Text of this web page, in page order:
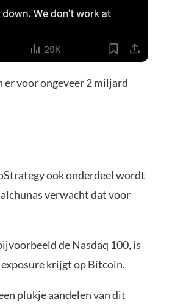
er voor ongeveer 2 miljard
ook onderdeel wordt
verwacht dat voor
de Nasdaq 100, is
krijgt op Bitcoin.
plukje aandelen van dit